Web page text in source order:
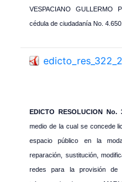
VESPACIANO GULLERMO
cédula de ciudadanía No.
EDICTO RESOLUCION
medio de la cual se concede
espacio público en la
reparación, sustitución,
redes para la provisión de